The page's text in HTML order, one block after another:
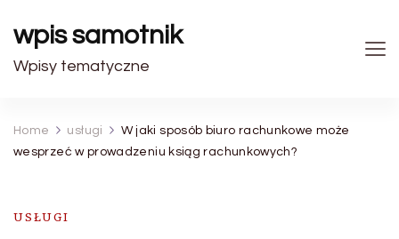
wpis samotnik
Wpisy tematyczne
Home usługi
W jaki sposób biuro rachunkowe może
wesprzeć w prowadzeniu ksiąg rachunkowych?
USŁUGI